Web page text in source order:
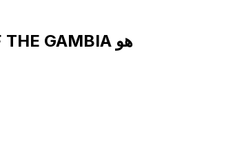
رمز SWIFT لـ CENTRAL BANK OF THE GAMBIA هو